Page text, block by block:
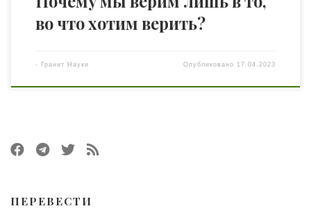
во что хотим верить?
- Гранит Науки Опубликовано 17.04.2023
ПЕРЕВЕСТИ